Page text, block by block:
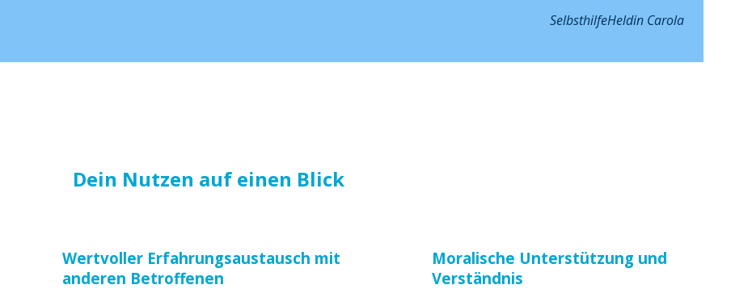
SelbsthilfeHeldin Carola
Dein Nutzen auf einen Blick
Wertvoller Erfahrungsaustausch mit
anderen Betroffenen
Moralische Unterstützung und
Verständnis